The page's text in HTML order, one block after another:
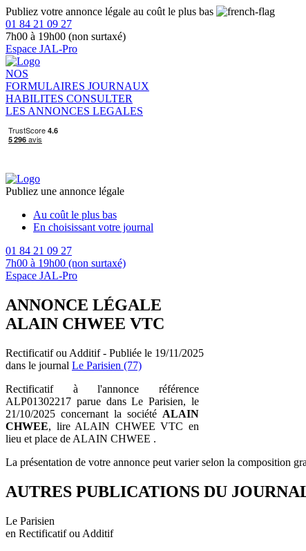
Publiez votre annonce légale au coût le plus bas
01 84 21 09 27
7h00 à 19h00 (non surtaxé)
Espace JAL-Pro
NOS
FORMULAIRES JOURNAUX
HABILITES CONSULTER
LES ANNONCES LEGALES
Publiez une annonce légale
Au coût le plus bas
En choisissant votre journal
01 84 21 09 27
7h00 à 19h00 (non surtaxé)
Espace JAL-Pro
ANNONCE LÉGALE
ALAIN CHWEE VTC
Rectificatif ou Additif - Publiée le 19/11/2025
dans le journal Le Parisien (77)
Rectificatif à l'annonce référence
ALP01302217 parue dans Le Parisien, le
21/10/2025 concernant la société ALAIN
CHWEE, lire ALAIN CHWEE VTC en
lieu et place de ALAIN CHWEE .
La présentation de votre annonce peut varier selon la composition
AUTRES PUBLICATIONS DU
Le Parisien
en Rectificatif ou Additif